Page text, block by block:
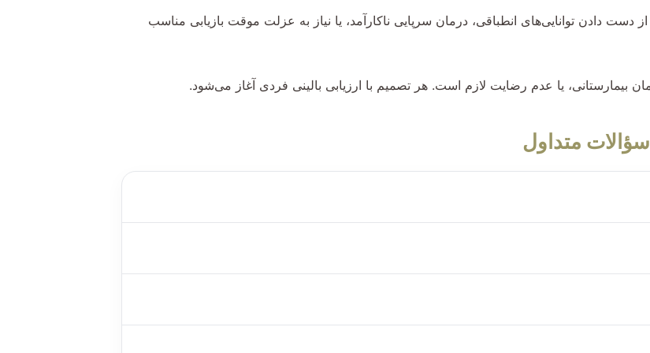
توانایی‌های انطباقی، درمان سرپایی ناکارآمد، یا نیاز به عزلت موقت بازیابی مناسب
یا عدم رضایت لازم است. هر تصمیم با ارزیابی بالینی فردی آغاز می‌شود.
سؤالات متداول